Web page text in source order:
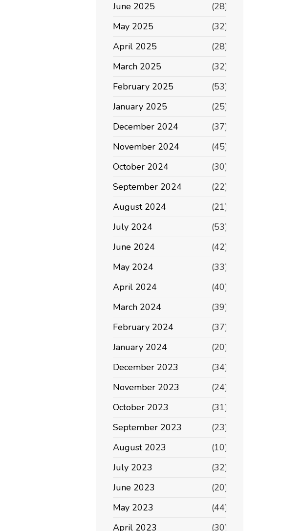
June 2025
(28)
May 2025
(32)
April 2025
(28)
March 2025
(32)
February 2025
(53)
January 2025
(25)
December 2024
(37)
November 2024
(45)
October 2024
(30)
September 2024
(22)
August 2024
(21)
July 2024
(53)
June 2024
(42)
May 2024
(33)
April 2024
(40)
March 2024
(39)
February 2024
(37)
January 2024
(20)
December 2023
(34)
November 2023
(24)
October 2023
(31)
September 2023
(23)
August 2023
(10)
July 2023
(32)
June 2023
(20)
May 2023
(44)
April 2023
(30)